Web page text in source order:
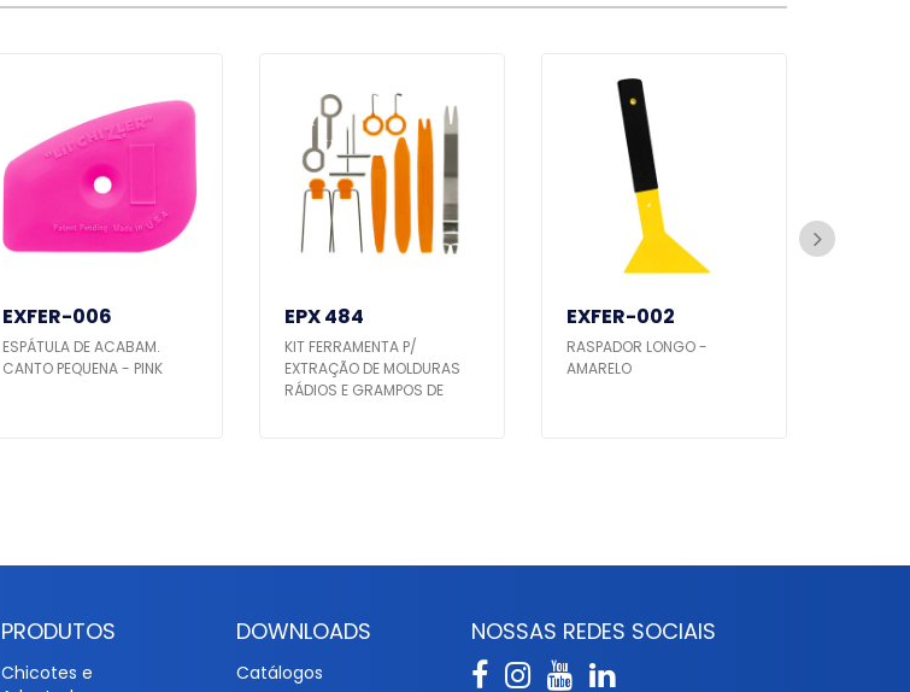
EXFER-006
ESPÁTULA DE ACABAM.
CANTO PEQUENA - PINK
EPX 484
KIT FERRAMENTA P/
EXTRAÇÃO DE MOLDURAS
RÁDIOS E GRAMPOS DE
EXFER-002
RASPADOR LONGO -
AMARELO
PRODUTOS
Chicotes e
DOWNLOADS
Catálogos
NOSSAS REDES SOCIAIS